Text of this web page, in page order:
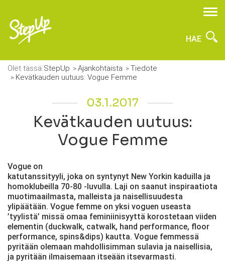
HAE
Olet tässä:StepUp Ajankohtaista
Tiedote
Kevätkauden uutuus: Vogue Femme
03.1.2017
Kevätkauden uutuus:
Vogue Femme
Vogue on
katutanssityyli, joka on syntynyt New Yorkin kaduilla ja
homoklubeilla 70-80 -luvulla. Laji on saanut inspiraatiota
muotimaailmasta, malleista ja naisellisuudesta
ylipäätään. Vogue femme on yksi voguen useasta
’tyylistä’ missä omaa feminiinisyyttä korostetaan viiden
elementin (duckwalk, catwalk, hand performance, floor
performance, spins&dips) kautta. Vogue femmessä
pyritään olemaan mahdollisimman sulavia ja naisellisia,
ja pyritään ilmaisemaan itseään itsevarmasti.